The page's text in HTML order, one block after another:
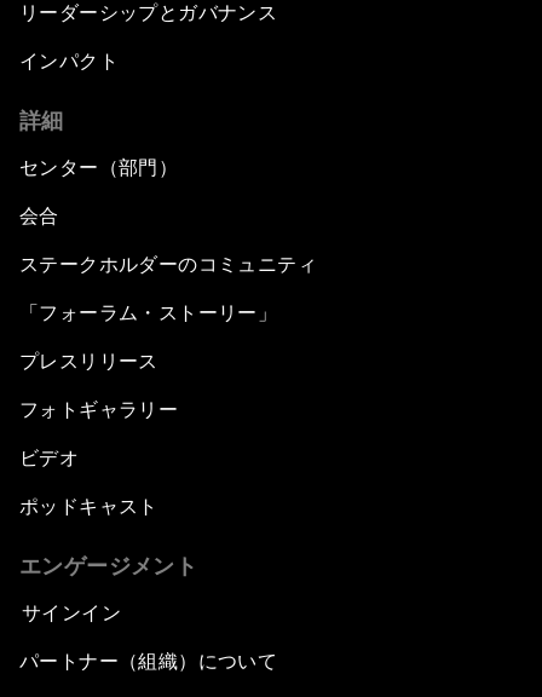
リーダーシップとガバナンス
インパクト
詳細
センター（部門）
会合
ステークホルダーのコミュニティ
「フォーラム・ストーリー」
プレスリリース
フォトギャラリー
ビデオ
ポッドキャスト
エンゲージメント
サインイン
パートナー（組織）について